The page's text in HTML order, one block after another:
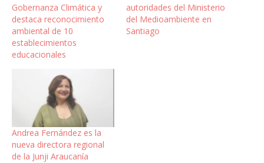
Gobernanza Climática y
destaca reconocimiento
ambiental de 10
establecimientos
educacionales
autoridades del Ministerio
del Medioambiente en
Santiago
Andrea Fernández es la
nueva directora regional
de la Junji Araucanía